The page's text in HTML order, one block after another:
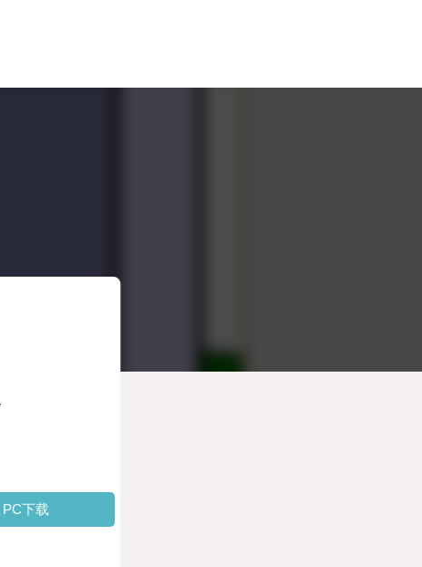
PC下载